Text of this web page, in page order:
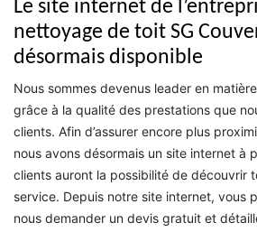
Le site internet de
nettoyage de toit SG
désormais disponible
Nous sommes devenus leader en
grâce à la qualité des prestations que
clients. Afin d’assurer encore plus
nous avons désormais un site internet à
clients auront la possibilité de découvrir
service. Depuis notre site internet, vous
nous demander un devis gratuit et